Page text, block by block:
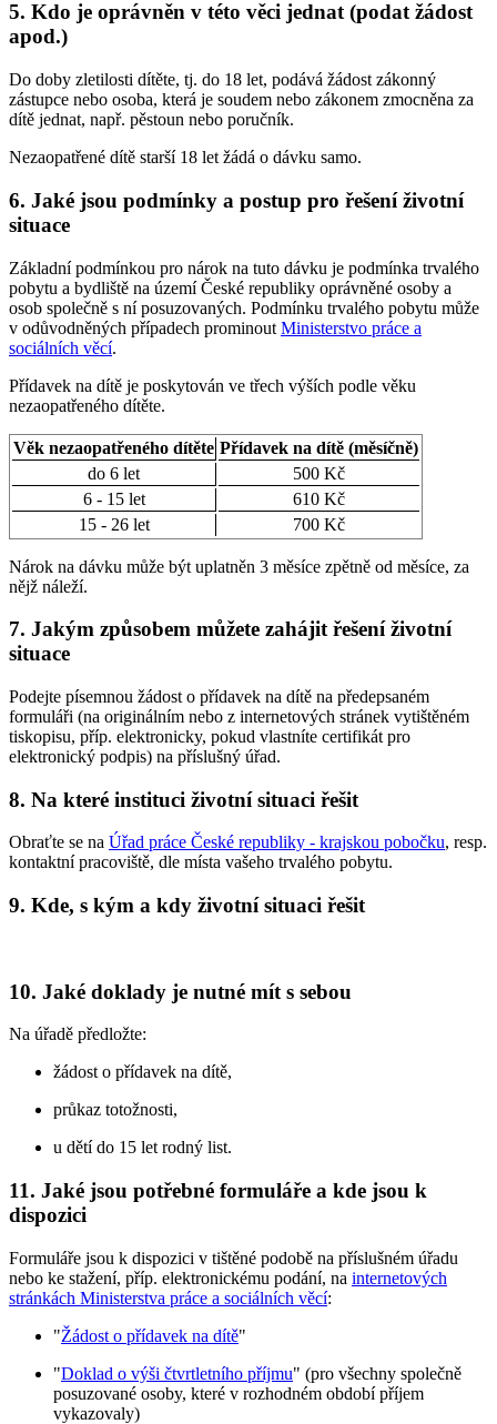
5. Kdo je oprávněn v této věci jednat (podat žádost
apod.)
Do doby zletilosti dítěte, tj. do 18 let, podává žádost zákonný
zástupce nebo osoba, která je soudem nebo zákonem zmocněna za
dítě jednat, např. pěstoun nebo poručník.
Nezaopatřené dítě starší 18 let žádá o dávku samo.
6. Jaké jsou podmínky a postup pro řešení životní
situace
Základní podmínkou pro nárok na tuto dávku je podmínka trvalého
pobytu a bydliště na území České republiky oprávněné osoby a
osob společně s ní posuzovaných. Podmínku trvalého pobytu může
v odůvodněných případech prominout Ministerstvo práce a
sociálních věcí.
Přídavek na dítě je poskytován ve třech výších podle věku
nezaopatřeného dítěte.
Věk nezaopatřeného dítěte Přídavek na dítě (měsíčně)
do 6 let
500 Kč
6 - 15 let
610 Kč
15 - 26 let
700 Kč
Nárok na dávku může být uplatněn 3 měsíce zpětně od měsíce, za
nějž náleží.
7. Jakým způsobem můžete zahájit řešení životní
situace
Podejte písemnou žádost o přídavek na dítě na předepsaném
formuláři (na originálním nebo z internetových stránek vytištěném
tiskopisu, příp. elektronicky, pokud vlastníte certifikát pro
elektronický podpis) na příslušný úřad.
8. Na které instituci životní situaci řešit
Obraťte se na Úřad práce České republiky - krajskou pobočku, resp.
kontaktní pracoviště, dle místa vašeho trvalého pobytu.
9. Kde, s kým a kdy životní situaci řešit
10. Jaké doklady je nutné mít s sebou
Na úřadě předložte:
žádost o přídavek na dítě,
průkaz totožnosti,
u dětí do 15 let rodný list.
11. Jaké jsou potřebné formuláře a kde jsou k
dispozici
Formuláře jsou k dispozici v tištěné podobě na příslušném úřadu
nebo ke stažení, příp. elektronickému podání, na internetových
stránkách Ministerstva práce a sociálních věcí:
"Žádost o přídavek na dítě"
"Doklad o výši čtvrtletního příjmu" (pro všechny společně
posuzované osoby, které v rozhodném období příjem
vykazovaly)